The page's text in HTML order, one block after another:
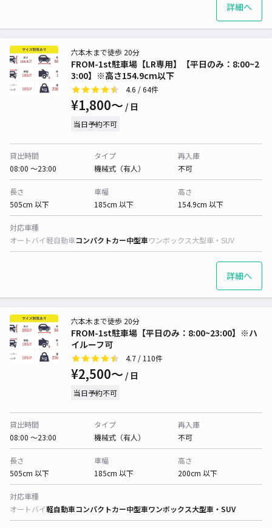
詳細へ
FROM-1st駐車場【LR専用】【平日のみ：8:00~2
3:00】※高さ154.9cm以下
六本木まで徒歩 20分
4.6 / 64件
¥1,800〜 / 日
当日予約不可
貸出時間
08:00 〜23:00
タイプ
機械式（有人）
再入庫
不可
長さ
505cm 以下
車幅
185cm 以下
高さ
154.9cm 以下
対応車種
オートバイ軽自動車コンパクトカー中型車ワンボックス大型車・SUV
詳細へ
FROM-1st駐車場【平日のみ：8:00~23:00】※ハ
イルーフ可
六本木まで徒歩 20分
4.7 / 110件
¥2,500〜 / 日
当日予約不可
貸出時間
08:00 〜23:00
タイプ
機械式（有人）
再入庫
不可
長さ
505cm 以下
車幅
185cm 以下
高さ
200cm 以下
対応車種
オートバイ軽自動車コンパクトカー中型車ワンボックス大型車・SUV